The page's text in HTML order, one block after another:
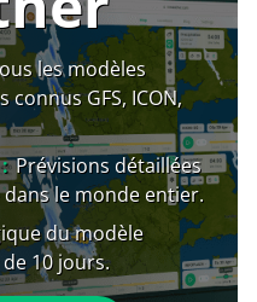
les modèles
GFS, ICON,
Prévisions détaillées
le monde entier.
du modèle
10 jours.